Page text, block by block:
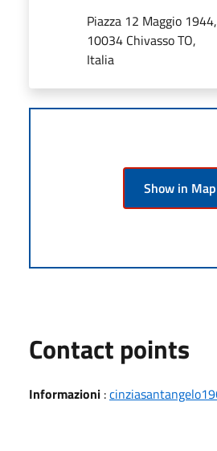
Piazza 12 Maggio 1944,
10034 Chivasso TO,
Italia
Show in Map
Contact points
Informazioni :